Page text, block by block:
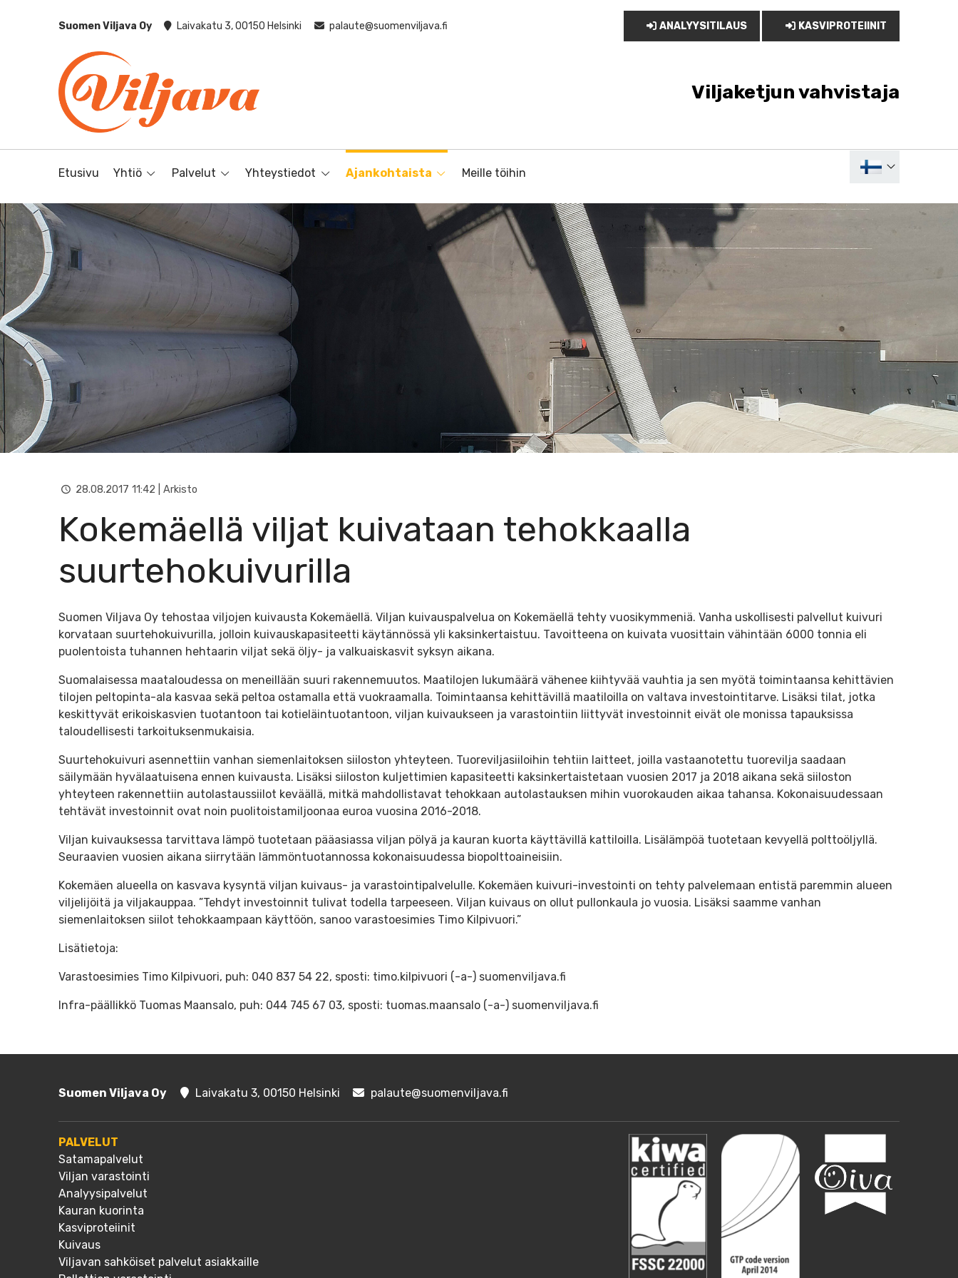
Suomen Viljava Oy Laivakatu 3, 00150 Helsinki palaute@suomenviljava.fi ANALYYSITILAUS KASVIPROTEIINIT
Viljaketjun vahvistaja
Etusivu Yhtiö Palvelut Yhteystiedot Ajankohtaista Meille töihin
28.08.2017 11:42 | Arkisto
Kokemäellä viljat kuivataan tehokkaalla
suurtehokuivurilla
Suomen Viljava Oy tehostaa viljojen kuivausta Kokemäellä. Viljan kuivauspalvelua on Kokemäellä tehty vuosikymmeniä. Vanha uskollisesti palvellut kuivuri
korvataan suurtehokuivurilla, jolloin kuivauskapasiteetti käytännössä yli kaksinkertaistuu. Tavoitteena on kuivata vuosittain vähintään 6000 tonnia eli
puolentoista tuhannen hehtaarin viljat sekä öljy- ja valkuaiskasvit syksyn aikana.
Suomalaisessa maataloudessa on meneillään suuri rakennemuutos. Maatilojen lukumäärä vähenee kiihtyvää vauhtia ja sen myötä toimintaansa kehittävien
tilojen peltopinta-ala kasvaa sekä peltoa ostamalla että vuokraamalla. Toimintaansa kehittävillä maatiloilla on valtava investointitarve. Lisäksi tilat, jotka
keskittyvät erikoiskasvien tuotantoon tai kotieläintuotantoon, viljan kuivaukseen ja varastointiin liittyvät investoinnit eivät ole monissa tapauksissa
taloudellisesti tarkoituksenmukaisia.
Suurtehokuivuri asennettiin vanhan siemenlaitoksen siiloston yhteyteen. Tuoreviljasiiloihin tehtiin laitteet, joilla vastaanotettu tuorevilja saadaan
säilymään hyvälaatuisena ennen kuivausta. Lisäksi siiloston kuljettimien kapasiteetti kaksinkertaistetaan vuosien 2017 ja 2018 aikana sekä siiloston
yhteyteen rakennettiin autolastaussiilot keväällä, mitkä mahdollistavat tehokkaan autolastauksen mihin vuorokauden aikaa tahansa. Kokonaisuudessaan
tehtävät investoinnit ovat noin puolitoistamiljoonaa euroa vuosina 2016-2018.
Viljan kuivauksessa tarvittava lämpö tuotetaan pääasiassa viljan pölyä ja kauran kuorta käyttävillä kattiloilla. Lisälämpöä tuotetaan kevyellä polttoöljyllä.
Seuraavien vuosien aikana siirrytään lämmöntuotannossa kokonaisuudessa biopolttoaineisiin.
Kokemäen alueella on kasvava kysyntä viljan kuivaus- ja varastointipalvelulle. Kokemäen kuivuri-investointi on tehty palvelemaan entistä paremmin alueen
viljelijöitä ja viljakauppaa. ”Tehdyt investoinnit tulivat todella tarpeeseen. Viljan kuivaus on ollut pullonkaula jo vuosia. Lisäksi saamme vanhan
siemenlaitoksen siilot tehokkaampaan käyttöön, sanoo varastoesimies Timo Kilpivuori.”
Lisätietoja:
Varastoesimies Timo Kilpivuori, puh: 040 837 54 22, sposti: timo.kilpivuori (-a-) suomenviljava.fi
Infra-päällikkö Tuomas Maansalo, puh: 044 745 67 03, sposti: tuomas.maansalo (-a-) suomenviljava.fi
Suomen Viljava Oy Laivakatu 3, 00150 Helsinki palaute@suomenviljava.fi
PALVELUT
Satamapalvelut
Viljan varastointi
Analyysipalvelut
Kauran kuorinta
Kasviproteiinit
Kuivaus
Viljavan sahköiset palvelut asiakkaille